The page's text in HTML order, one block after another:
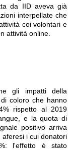
da IID aveva già
interpellate che
coi volontari e
attività online.
gli impatti della
coloro che hanno
rispetto al 2019
e la quota di
positivo arriva
i cui donatori
l'effetto è stato